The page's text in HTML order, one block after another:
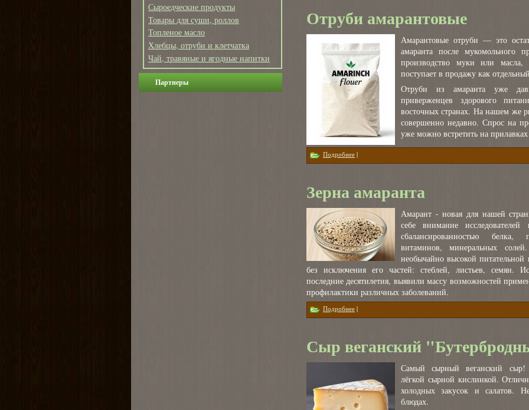
Сыроедческие продукты
Товары для суши, роллов
Топленое масло
Хлебцы, отруби и клетчатка
Чай, травяные и ягодные напитки
Партнеры
Отруби амарантовые
Амарантовые отруби — это
амаранта после мукомольного
производство муки или масла,
поступает в продажу как
Отруби из амаранта уже
приверженцев здорового
восточных странах. На нашем же
совершенно недавно. Спрос на
уже можно встретить на
Подробнее о Отруби амарантовые
|
Зерна амаранта
Амарант - новая для нашей
себе внимание
сбалансированностью
витаминов, минеральных
необычайно высокой питательной
без исключения его частей: стеблей, листьев, семян.
последние десятилетия, выявили массу возможностей
профилактики различных заболеваний.
Подробнее о Зерна амаранта
|
Сыр веганский
Самый сырный веганский
лёгкой сырной кислинкой.
холодных закусок и салатов.
блюдах.